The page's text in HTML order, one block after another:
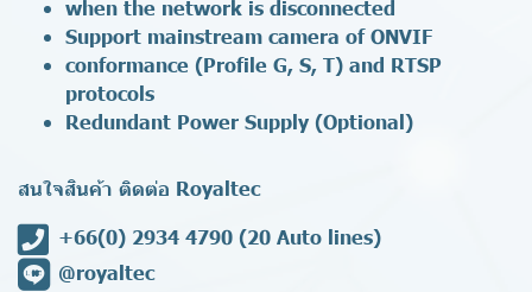
when the network is disconnected
Support mainstream camera of ONVIF
conformance (Profile G, S, T) and RTSP
protocols
Redundant Power Supply (Optional)
สนใจสินค้า ติดต่อ Royaltec
+66(0) 2934 4790 (20 Auto lines)
@royaltec